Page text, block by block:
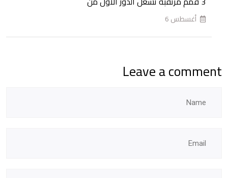
أغسطس 6
Leave a comment